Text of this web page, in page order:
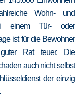
Wohn- und
einem Tür- oder
ist für die Bewohner
Rat teuer. Die
auch nicht selbst
der einzig